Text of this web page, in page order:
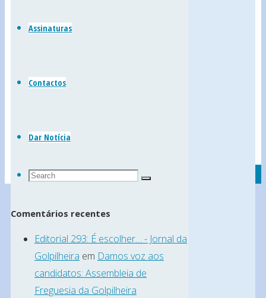
Assinaturas
Contactos
Dar Notícia
Search
Search
Fetal
8
Maio,
Comentários recentes
Editorial 293: É escolher… - Jornal da
Golpilheira em Damos voz aos
candidatos: Assembleia de
Freguesia da Golpilheira